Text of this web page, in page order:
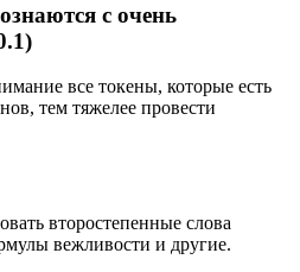
с очень
все токены, которые есть
тем тяжелее провести
второстепенные слова
вежливости и другие.